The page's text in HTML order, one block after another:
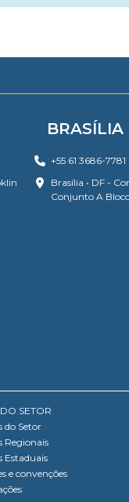
BRASÍLIA
+55 61 3686-7781
Brasília • DF -
Conjunto A
SETOR
do Setor
Regionais
Estaduais
e convenções